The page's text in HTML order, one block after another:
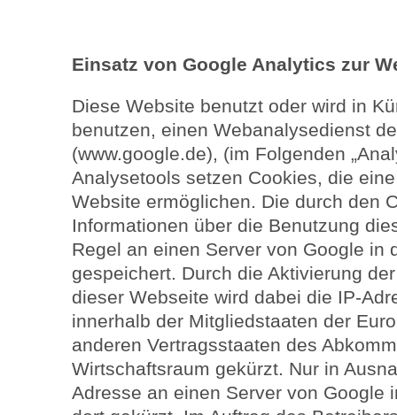
Einsatz von Google Analytics zur
Diese Website benutzt oder wird in
benutzen, einen Webanalysedienst
(www.google.de), (im Folgenden
Analysetools setzen Cookies, die
Website ermöglichen. Die durch den
Informationen über die Benutzung
Regel an einen Server von Google in
gespeichert. Durch die Aktivierung
dieser Webseite wird dabei die IP-
innerhalb der Mitgliedstaaten der
anderen Vertragsstaaten des
Wirtschaftsraum gekürzt. Nur in
Adresse an einen Server von Google